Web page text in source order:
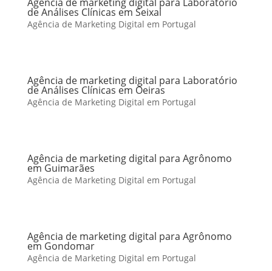
de Análises Clínicas em Seixal
Agência de Marketing Digital em Portugal
Agência de marketing digital para Laboratório
de Análises Clínicas em Oeiras
Agência de Marketing Digital em Portugal
Agência de marketing digital para Agrônomo
em Guimarães
Agência de Marketing Digital em Portugal
Agência de marketing digital para Agrônomo
em Gondomar
Agência de Marketing Digital em Portugal